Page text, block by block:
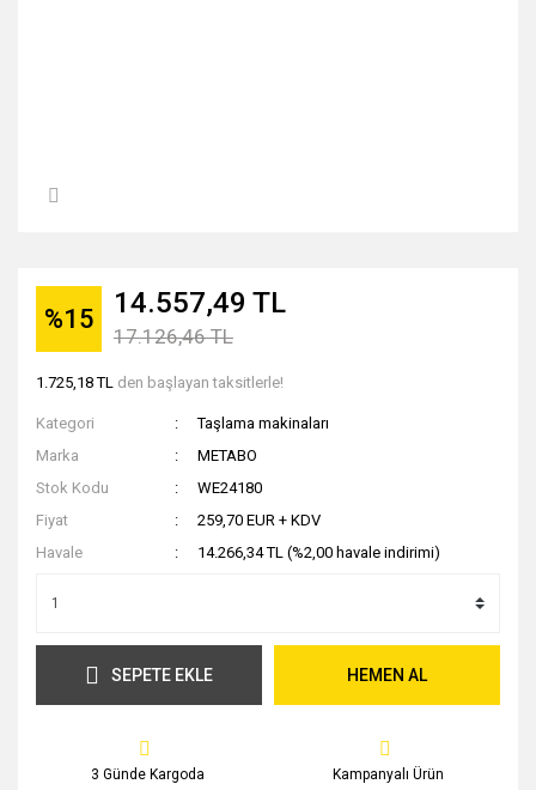
%15 14.557,49 TL
17.126,46 TL
1.725,18 TL den başlayan taksitlerle!
Kategori
Taşlama makinaları
Marka
METABO
Stok Kodu
WE24180
Fiyat
259,70 EUR + KDV
Havale
14.266,34 TL (%2,00 havale indirimi)
SEPETE EKLE HEMEN AL
3 Günde Kargoda Kampanyalı Ürün